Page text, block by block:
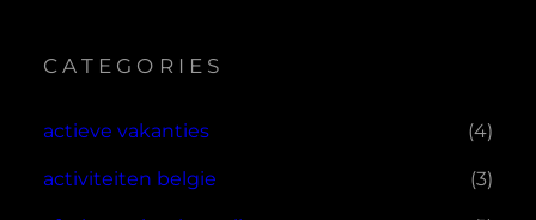
CATEGORIES
actieve vakanties (4)
activiteiten belgie (3)